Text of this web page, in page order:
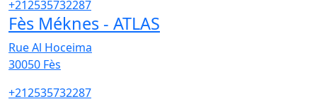
+212535732287
Fès Méknes - ATLAS
Rue Al Hoceima
30050 Fès
+212535732287